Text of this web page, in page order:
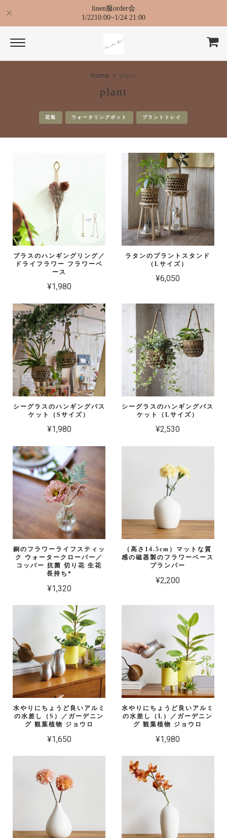
linen服order会
1/2210:00~1/24 21:00
Home plant
plant
花瓶 ウォータリングポット プラントトレイ
ブラスのハンギングリング／
ドライフラワー フラワーベ
ース
¥1,980
ラタンのプラントスタンド
（Lサイズ）
¥6,050
シーグラスのハンギングバス
ケット（Sサイズ）
¥1,980
シーグラスのハンギングバス
ケット（Lサイズ）
¥2,530
銅のフラワーライフスティッ
ク ウォータークローバー／
コッパー 抗菌 切り花 生花
長持ち*
¥1,320
（高さ14.5cm）マットな質
感の磁器製のフラワーベース
プランパー
¥2,200
水やりにちょうど良いアルミ
の水差し（S）／ガーデニン
グ 観葉植物 ジョウロ
¥1,650
水やりにちょうど良いアルミ
の水差し（L）／ガーデニン
グ 観葉植物 ジョウロ
¥1,980